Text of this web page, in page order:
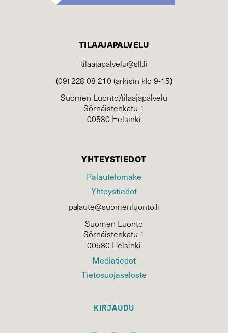
TILAAJAPALVELU
tilaajapalvelu@sll.fi
(09) 228 08 210 (arkisin klo 9-15)
Suomen Luonto/tilaajapalvelu
Sörnäistenkatu 1
00580 Helsinki
YHTEYSTIEDOT
Palautelomake
Yhteystiedot
palaute@suomenluonto.fi
Suomen Luonto
Sörnäistenkatu 1
00580 Helsinki
Mediatiedot
Tietosuojaseloste
KIRJAUDU